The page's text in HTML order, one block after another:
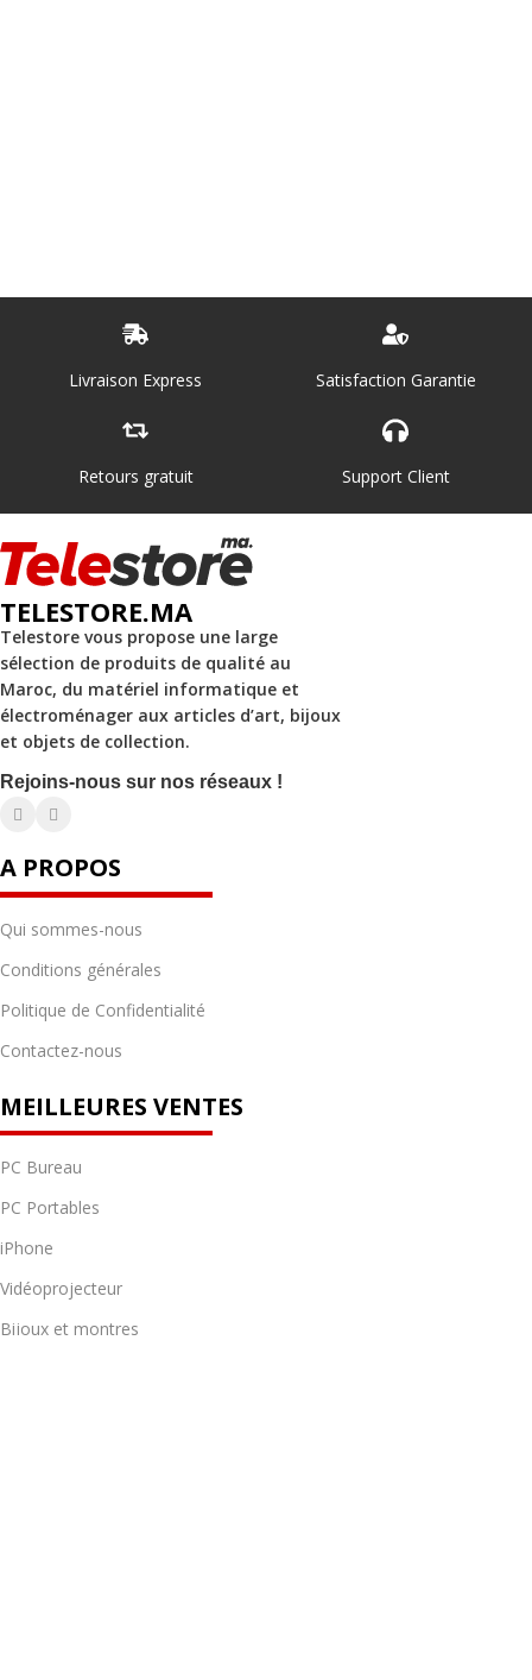
Livraison Express Satisfaction Garantie
Retours gratuit Support Client
TELESTORE.MA
Telestore vous propose une large
sélection de produits de qualité au
Maroc, du matériel informatique et
électroménager aux articles d’art, bijoux
et objets de collection.
Rejoins-nous sur nos réseaux !
A PROPOS
Qui sommes-nous
Conditions générales
Politique de Confidentialité
Contactez-nous
MEILLEURES VENTES
PC Bureau
PC Portables
iPhone
Vidéoprojecteur
Bijoux et montres